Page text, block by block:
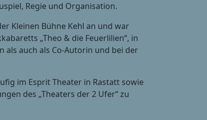
Regie und Organisation.
Kleinen Bühne Kehl an und war
„Theo & die Feuerlilien“, in
als auch als Co-Autorin und bei der
im Esprit Theater in Rastatt sowie
des „Theaters der 2 Ufer“ zu